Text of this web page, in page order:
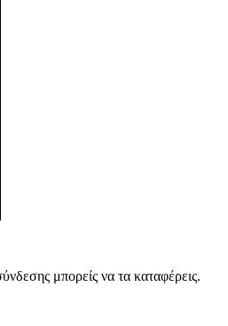
μπορείς να τα καταφέρεις.